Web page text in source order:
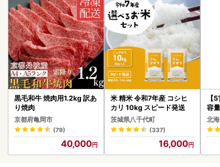
黒毛和牛 焼肉用1.2kg 訳あ
り焼肉
京都府亀岡市
(79)
40,000
米 精米 令和7年産 コシヒ
カリ 10kg スピード発送
茨城県八千代町
(337)
16,000
【
容
あ
ー
058
北